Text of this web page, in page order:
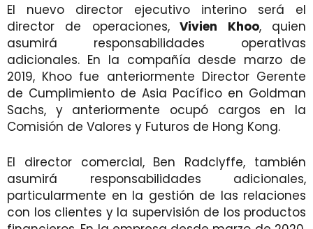
El nuevo director ejecutivo interino será el
director de operaciones,Vivien Khoo, quien
asumirá responsabilidades operativas
adicionales. En la compañía desde marzo de
2019, Khoo fue anteriormente Director Gerente
de Cumplimiento de Asia Pacífico en Goldman
Sachs, y anteriormente ocupó cargos en la
Comisión de Valores y Futuros de Hong Kong.
El director comercial, Ben Radclyffe, también
asumirá responsabilidades adicionales,
particularmente en la gestión de las relaciones
con los clientes y la supervisión de los productos